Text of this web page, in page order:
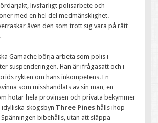
livsfarligt polisarbete och
med en hel del medmänsklighet.
även den som trott sig vara på rätt
Gamache börja arbeta som polis i
suspenderingen. Han är ifrågasatt och i
rykten om hans inkompetens. En
som misshandlats av sin man, en
hotar hela provinsen och privata bekymmer
skogsbyn Three Pines hålls ihop
bibehålls, utan att släppa